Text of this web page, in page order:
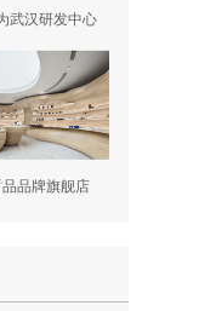
武汉研发中心
品牌旗舰店